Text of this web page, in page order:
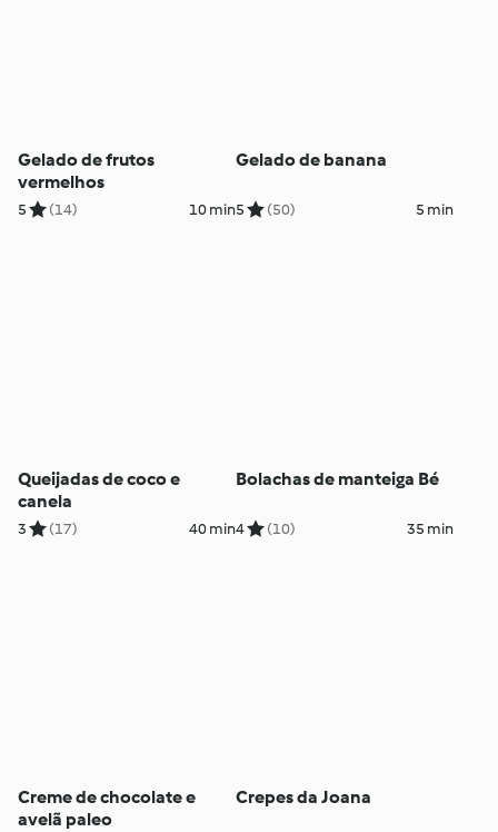
Gelado de frutos
vermelhos
5 (14) 10 min
Gelado de banana
5 (50) 5 min
Queijadas de coco e
canela
3 (17) 40 min
Bolachas de manteiga Bé
4 (10) 35 min
Creme de chocolate e
avelã paleo
Crepes da Joana